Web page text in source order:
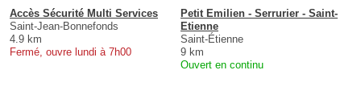
Accès Sécurité Multi Services
Saint-Jean-Bonnefonds
4.9 km
Fermé, ouvre lundi à 7h00
Petit Emilien - Serrurier - Saint-
Etienne
Saint-Étienne
9 km
Ouvert en continu